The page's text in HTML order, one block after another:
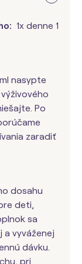
1x denne 1
nasypte
Po
zaradiť
dosahu
deti,
sa
a vyváženej
dávku.
pri